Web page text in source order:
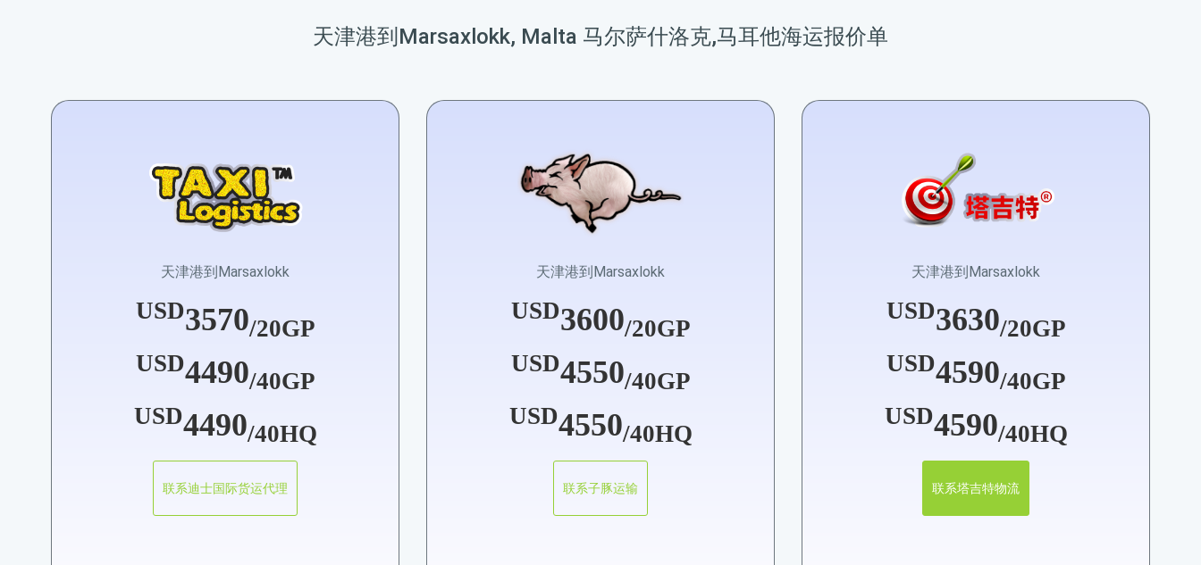
天津港到Marsaxlokk, Malta 马尔萨什洛克,马耳他海运报价单
天津港到Marsaxlokk
USD3570/20GP
USD4490/40GP
USD4490/40HQ
联系迪士国际货运代理
天津港到Marsaxlokk
USD3600/20GP
USD4550/40GP
USD4550/40HQ
联系子豚运输
天津港到Marsaxlokk
USD3630/20GP
USD4590/40GP
USD4590/40HQ
联系塔吉特物流